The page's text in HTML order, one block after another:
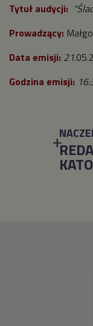
Tytuł audycji:
Prowadzący:
Data emisji: 21
Godzina emisji: